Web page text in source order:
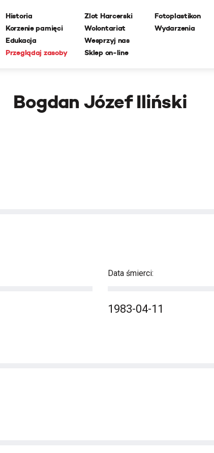
Historia
Korzenie pamięci
Edukacja
Przeglądaj zasoby
Zlot Harcerski
Wolontariat
Wesprzyj nas
Sklep on-line
Fotoplastikon
Wydarzenia
Bogdan Józef Iliński
Data śmierci:
1983-04-11